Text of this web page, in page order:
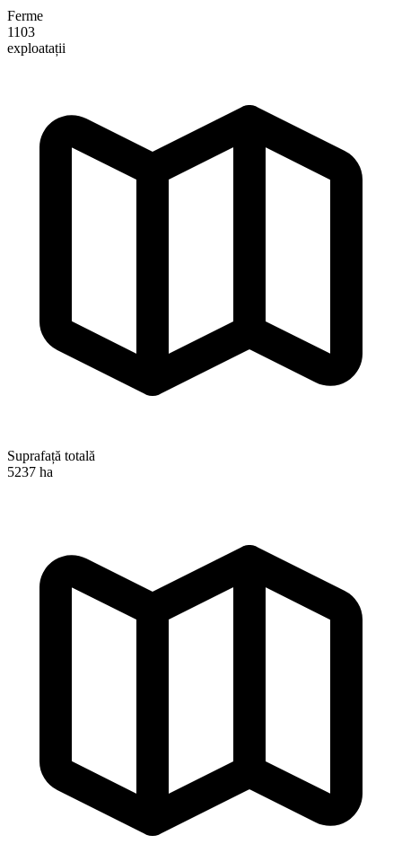
Ferme
1103
exploatații
Suprafață totală
5237 ha